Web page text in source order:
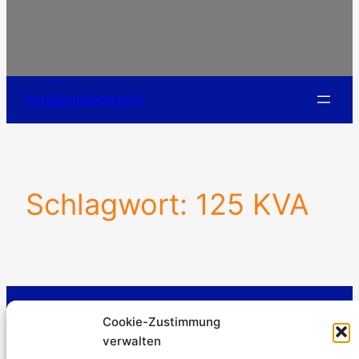
Cookie-Zustimmung
verwalten
Angebotsübersicht
Schlagwort: 125 KVA
Kürtener Straße 13, D-51465 Bergisch Gladbach
Geschäftsführer: Andre Kandlin